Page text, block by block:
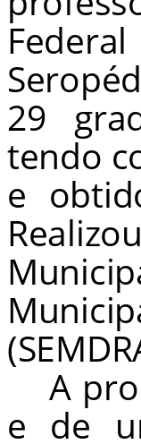
29
tendo
e
A
e de